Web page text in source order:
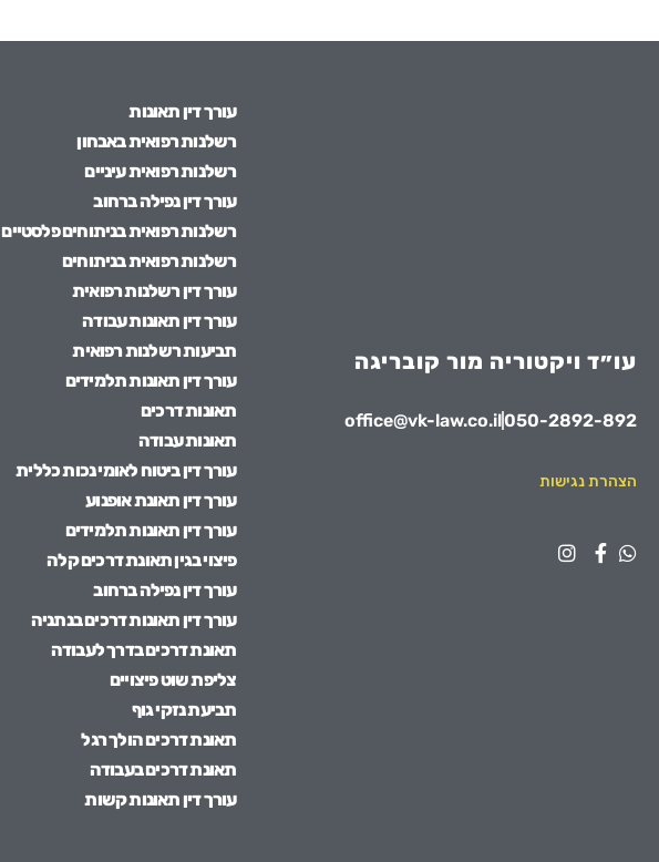
עו״ד ויקטוריה מור קובריגה
050-2892-892
office@vk-law.co.il
הצהרת נגישות
עורך דין תאונות
רשלנות רפואית באבחון
רשלנות רפואית עיניים
עורך דין נפילה ברחוב
רשלנות רפואית בניתוחים פלסטיים
רשלנות רפואית בניתוחים
עורך דין רשלנות רפואית
עורך דין תאונות עבודה
תביעות רשלנות רפואית
עורך דין תאונות תלמידים
תאונות דרכים
תאונות עבודה
עורך דין ביטוח לאומי נכות כללית
עורך דין תאונת אופנוע
עורך דין תאונות תלמידים
פיצוי בגין תאונת דרכים קלה
עורך דין נפילה ברחוב
עורך דין תאונות דרכים בנתניה
תאונת דרכים בדרך לעבודה
צליפת שוט פיצויים
תביעת נזקי גוף
תאונת דרכים הולך רגל
תאונת דרכים בעבודה
עורך דין תאונות קשות